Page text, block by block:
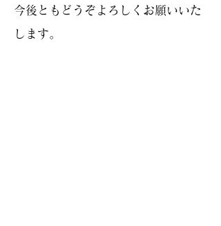
今後ともどうぞよろしくお願いいた
します。